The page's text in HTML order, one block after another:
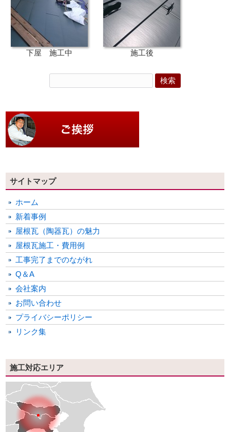
下屋 施工中 施工後
サイトマップ
ホーム
新着事例
屋根瓦（陶器瓦）の魅力
屋根瓦施工・費用例
工事完了までのながれ
Q＆A
会社案内
お問い合わせ
プライバシーポリシー
リンク集
施工対応エリア